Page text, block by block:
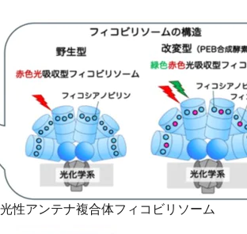
性アンテナ複合体フィコビリソーム